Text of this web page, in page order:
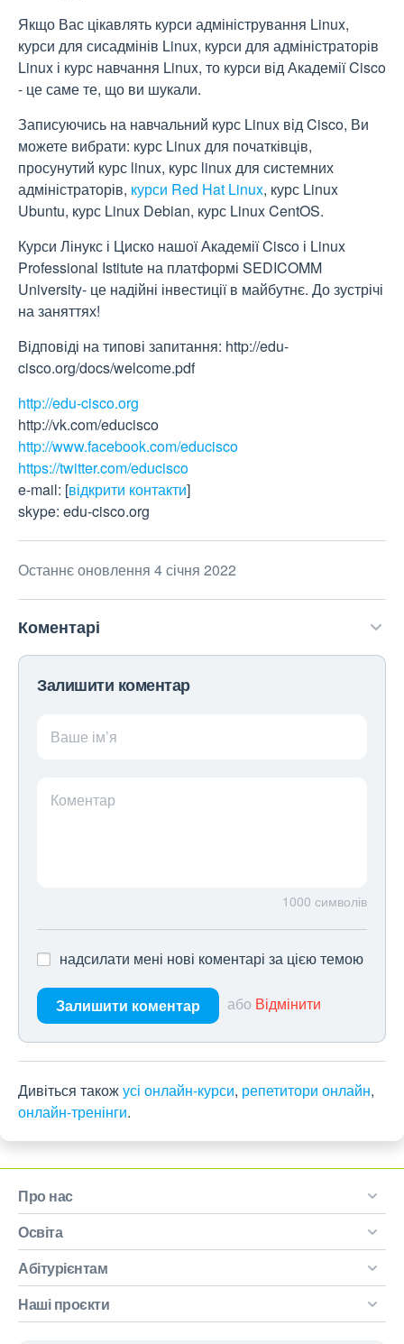
Якщо Вас цікавлять курси адміністрування Linux,
курси для сисадмінів Linux, курси для адміністраторів
Linux і курс навчання Linux, то курси від Академії Cisco
- це саме те, що ви шукали.
Записуючись на навчальний курс Linux від Cisco, Ви
можете вибрати: курс Linux для початківців,
просунутий курс linux, курс linux для системних
адміністраторів, курси Red Hat Linux, курс Linux
Ubuntu, курс Linux Debian, курс Linux CentOS.
Курси Лінукс і Циско нашої Академії Cisco і Linux
Professional Istitute на платформі SEDICOMM
University- це надійні інвестиції в майбутнє. До зустрічі
на заняттях!
Відповіді на типові запитання: http://edu-
cisco.org/docs/welcome.pdf
http://edu-cisco.org
http://vk.com/educisco
http://www.facebook.com/educisco
https://twitter.com/educisco
e-mail: [відкрити контакти]
skype: edu-cisco.org
Останнє оновлення 4 січня 2022
Коментарі
Залишити коментар
Ваше ім’я
Коментар
1000 символів
надсилати мені нові коментарі за цією темою
Залишити коментар або Відмінити
Дивіться такожусі онлайн-курси, репетитори онлайн,
онлайн-тренінги.
Про нас
Освіта
Абітурієнтам
Наші проєкти